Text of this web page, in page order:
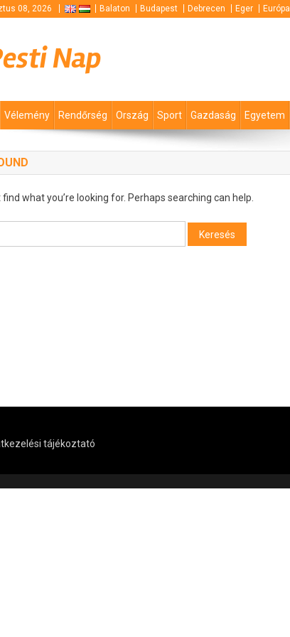
08, 2026 Balaton Budapest Debrecen Eger Európa
Nap
Vélemény Rendőrség Ország Sport Gazdaság Egyetem
find what you’re looking for. Perhaps searching can help.
tájékoztató